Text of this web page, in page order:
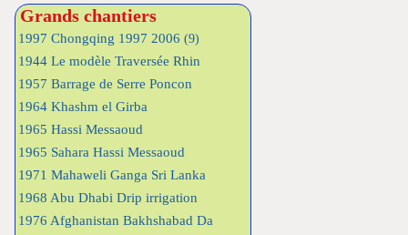
Grands chantiers
1997 Chongqing 1997 2006 (9)
1944 Le modèle Traversée Rhin
1957 Barrage de Serre Poncon
1964 Khashm el Girba
1965 Hassi Messaoud
1965 Sahara Hassi Messaoud
1971 Mahaweli Ganga Sri Lanka
1968 Abu Dhabi Drip irrigation
1976 Afghanistan Bakhshabad Da